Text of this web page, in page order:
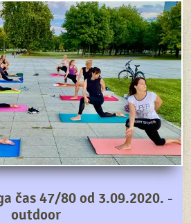
čas 47/80 od 3.09.2020. -
outdoor